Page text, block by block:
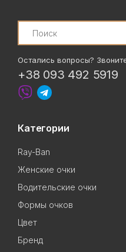
Search
Остались вопросы?
+38 093 492 5919
Категории
Ray-Ban
Женские очки
Водительские очки
Формы очков
Цвет
Бренд